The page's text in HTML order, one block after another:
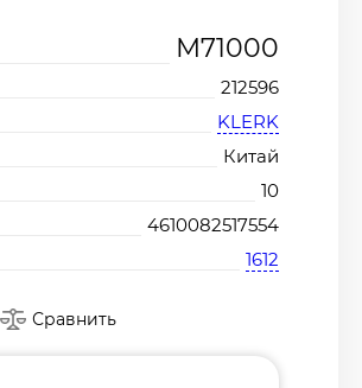
М71000
212596
KLERK
Китай
10
4610082517554
1612
Сравнить